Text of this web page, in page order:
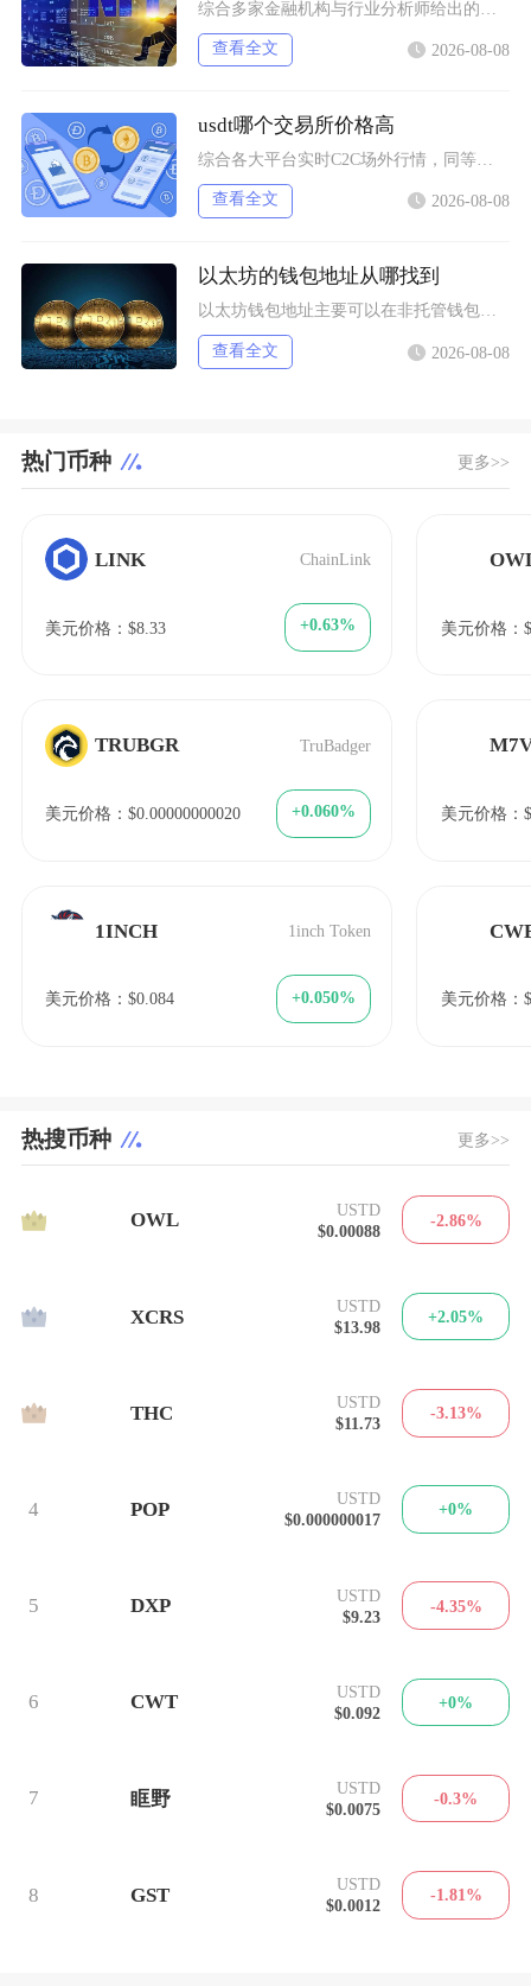
查看全文 2026-08-08
usdt哪个交易所价格高
查看全文 2026-08-08
以太坊的钱包地址从哪找到
以太坊钱包地址主要可以在非托管钱包客户端、硬件钱包配套软件、交易所资产充值页面找到，地址统
查看全文 2026-08-08
热门币种 更多>>
LINK ChainLink
美元价格：$8.33 +0.63%
TRUBGR TruBadger
美元价格：$0.00000000020 +0.060%
1INCH 1inch Token
美元价格：$0.084 +0.050%
美元价格：
美元价格：
美元价格：
热搜币种 更多>>
1 OWL
USTD
$0.00088
-2.86%
2 XCRS
USTD
$13.98
+2.05%
3 THC
USTD
$11.73
-3.13%
4 POP
USTD
$0.000000017
+0%
5 DXP
USTD
$9.23
-4.35%
6 CWT
USTD
$0.092
+0%
7 眶野
USTD
$0.0075
-0.3%
8 GST
USTD
$0.0012
-1.81%